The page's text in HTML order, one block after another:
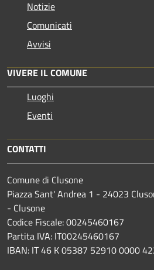
Notizie
Comunicati
Avvisi
VIVERE IL COMUNE
Luoghi
Eventi
CONTATTI
Comune di Clusone
Piazza Sant' Andrea 1 - 24023
- Clusone
Codice Fiscale: 00245460167
Partita IVA: IT00245460167
IBAN: IT 46 K 05387 52910 0000